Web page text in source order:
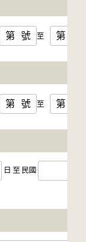
第 號 至 第
第 號 至 第
日 至 民國